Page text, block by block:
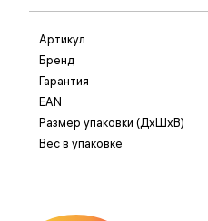
Артикул
Бренд
Гарантия
EAN
Размер упаковки (ДxШxВ)
Вес в упаковке